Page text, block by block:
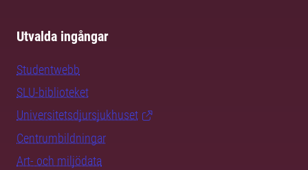
Utvalda ingångar
Studentwebb
SLU-biblioteket
Universitetsdjursjukhuset
Centrumbildningar
Art- och miljödata